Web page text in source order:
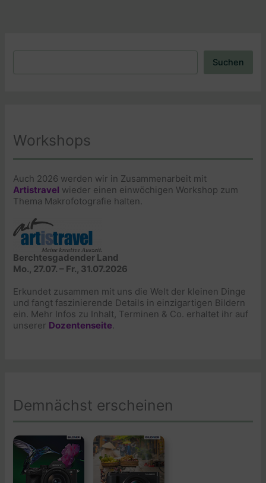
Suchen
Workshops
Auch 2026 werden wir in Zusammenarbeit mit
Artistravel wieder einen einwöchigen Workshop zum
Thema Makrofotografie halten.
Berchtesgadender Land
Mo., 27.07. – Fr., 31.07.2026
Erkundet zusammen mit uns die Welt der kleinen Dinge
und fangt faszinierende Details in einzigartigen Bildern
ein. Mehr Infos zu Inhalt, Terminen & Co. erhaltet ihr auf
unserer Dozentenseite
Demnächst erscheinen